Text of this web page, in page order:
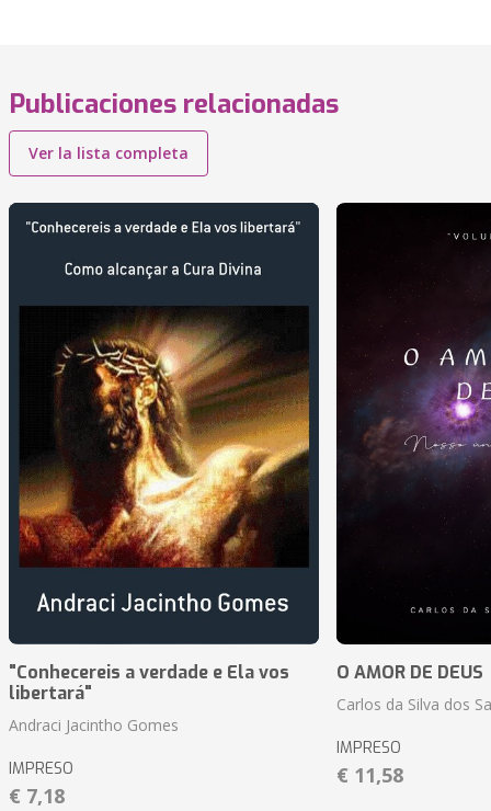
Publicaciones relacionadas
Ver la lista completa
"Conhecereis a verdade e Ela vos
libertará"
Andraci Jacintho Gomes
IMPRESO
€ 7,18
O AMOR DE DEUS
Carlos da Silva dos
IMPRESO
€ 11,58